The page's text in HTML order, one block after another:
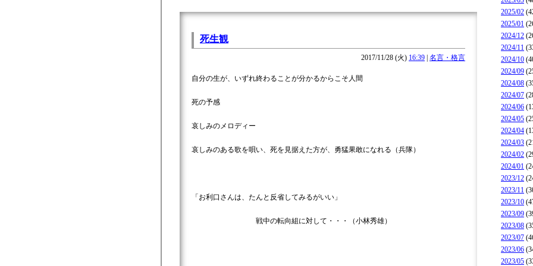
死生観
2017/11/28 (火) 16:39 | 名言・格言
自分の生が、いずれ終わることが分かるからこそ人間
死の予感
哀しみのメロディー
哀しみのある歌を唄い、死を見据えた方が、勇猛果敢になれる（兵隊）
「お利口さんは、たんと反省してみるがいい」
戦中の転向組に対して・・・（小林秀雄）
2025/02
2025/01
2024/12
2024/11
2024/10
2024/09
2024/08
2024/07
2024/06
2024/05
2024/04
2024/03
2024/02
2024/01
2023/12
2023/11
2023/10
2023/09
2023/08
2023/07
2023/06
2023/05